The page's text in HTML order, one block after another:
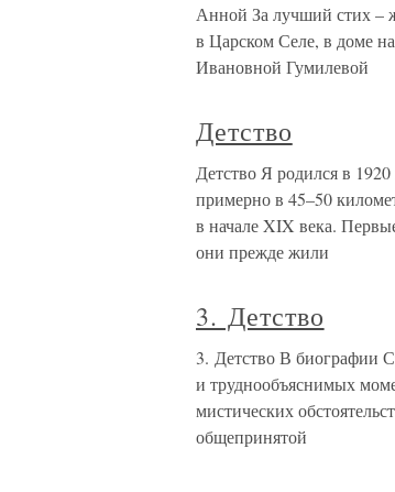
Анной За лучший стих –
в Царском Селе, в доме
Ивановной Гумилевой
Детство
Детство Я родился в
примерно в 45–50
в начале XIX века.
они прежде жили
3. Детство
3. Детство В биографии
и труднообъяснимых
мистических
общепринятой